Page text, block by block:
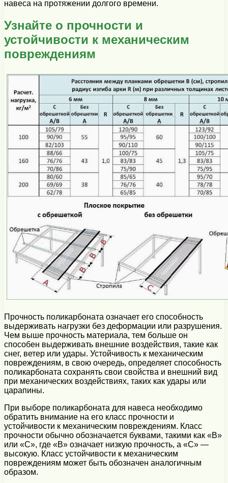
навеса на протяжении долгого времени.
Узнайте о прочности и
устойчивости к механическим
повреждениям
Прочность поликарбоната означает его способность
выдерживать нагрузки без деформации или разрушения.
Чем выше прочность материала, тем больше он
способен выдерживать внешние воздействия, такие как
снег, ветер или удары. Устойчивость к механическим
повреждениям, в свою очередь, определяет способность
поликарбоната сохранять свои свойства и внешний вид
при механических воздействиях, таких как удары или
царапины.
При выборе поликарбоната для навеса необходимо
обратить внимание на его класс прочности и
устойчивости к механическим повреждениям. Класс
прочности обычно обозначается буквами, такими как «В»
или «С», где «В» означает низкую прочность, а «С» —
высокую. Класс устойчивости к механическим
повреждениям может быть обозначен аналогичным
образом.